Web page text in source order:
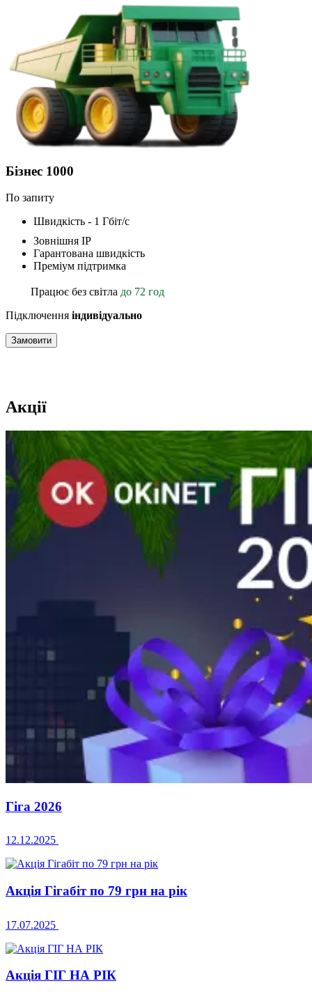
Бізнес 1000
По запиту
Швидкість - 1 Гбіт/с
Зовнішня ІР
Гарантована швидкість
Преміум підтримка
Працює без світла до 72 год
Підключення індивідуально
Замовити
Акції
Гіга 2026
12.12.2025
Акція Гігабіт по 79 грн на рік
17.07.2025
Акція ГІГ НА РІК